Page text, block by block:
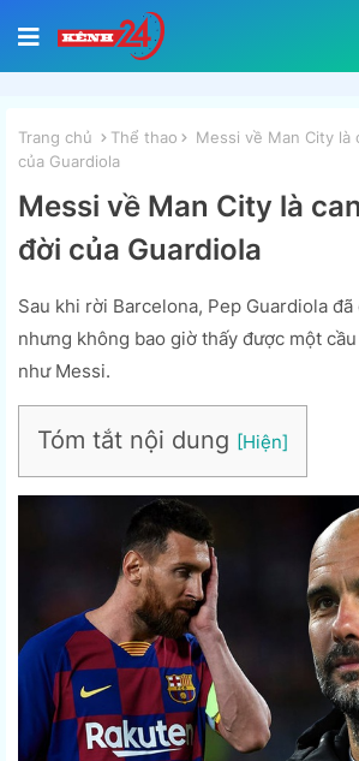
Trang chủ Thể thao
Messi về Man City là
của Guardiola
Messi về Man City là
đời của Guardiola
Sau khi rời Barcelona, Pep Guardiola
nhưng không bao giờ thấy được một
như Messi.
Tóm tắt nội dung